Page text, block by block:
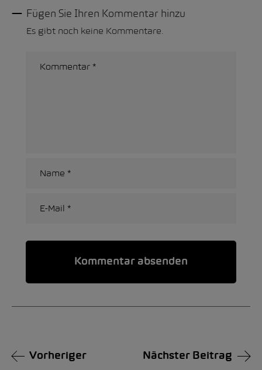
Fügen Sie Ihren Kommentar hinzu
Es gibt noch keine Kommentare.
Vorheriger Nächster Beitrag